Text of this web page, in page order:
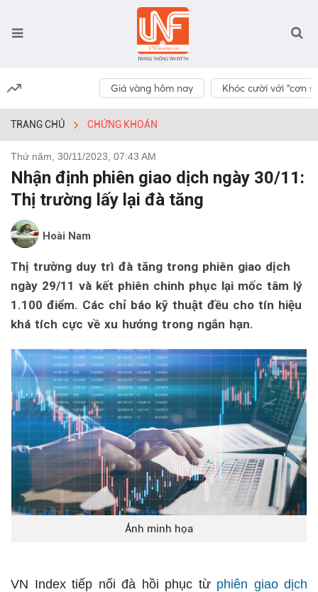
Giá vàng hôm nay Khóc cười với “cơn
TRANG CHỦ CHỨNG KHOÁN
Thứ năm, 30/11/2023, 07:43 AM
Nhận định phiên giao dịch ngày 30/11:
Thị trường lấy lại đà tăng
Hoài Nam
Thị trường duy trì đà tăng trong phiên giao dịch
ngày 29/11 và kết phiên chinh phục lại mốc tâm lý
1.100 điểm. Các chỉ báo kỹ thuật đều cho tín hiệu
khá tích cực về xu hướng trong ngắn hạn.
Ảnh minh họa
VN Index tiếp nối đà hồi phục từ phiên giao dịch